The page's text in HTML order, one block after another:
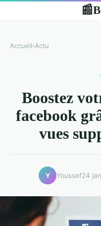
📰
Accueil›Actu
Boostez
facebook
vues
Y Youssef24